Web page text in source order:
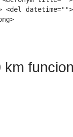
datetime="">
km